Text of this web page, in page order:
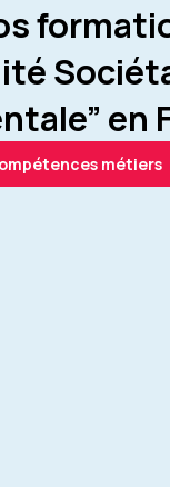
en
métiers